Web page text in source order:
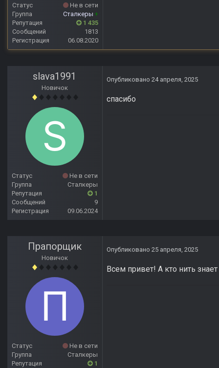
Статус
Не в сети
Группа
Сталкеры +
Репутация
1 435
Сообщений
1813
Регистрация
06.08.2020
slava1991
Новичок
Статус
Не в сети
Группа
Сталкеры
Репутация
1
Сообщений
9
Регистрация
09.06.2024
Опубликовано 24 апреля, 2025
спасибо
Прапорщик
Новичок
Статус
Не в сети
Группа
Сталкеры
Репутация
1
Опубликовано 25 апреля, 2025
Всем привет! А кто нить